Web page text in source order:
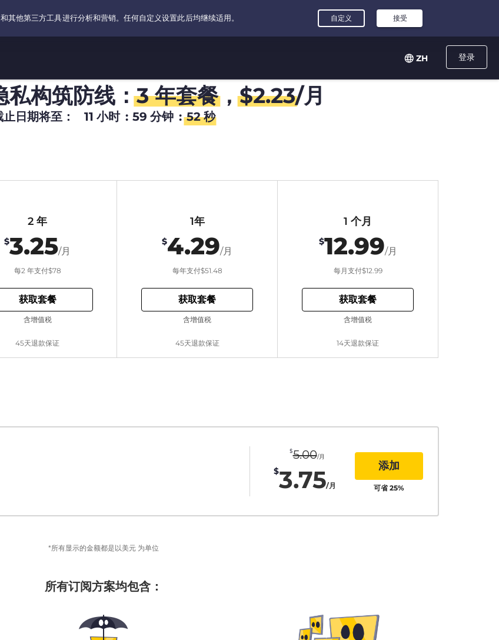
登录
ZH
私构筑防线：3 年套餐，$2.23/月
止日期将至： 11 小时 : 59 分钟 : 51 秒
2 年
$3.25/月
每2 年支付$78
获取套餐
45天退款保证
含增值税
1年
$4.29/月
每年支付$51.48
获取套餐
45天退款保证
含增值税
1 个月
$12.99/月
每月支付$12.99
获取套餐
14天退款保证
含增值税
$5.00/月
$3.75/月
添加
可省25%
*所有显示的金额都是以美元 为单位
所有订阅方案均包含：